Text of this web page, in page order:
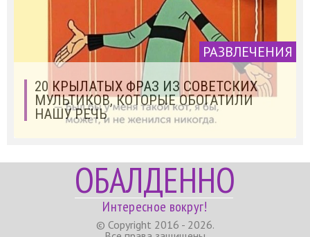
РАЗВЛЕЧЕНИЯ
20 КРЫЛАТЫХ ФРАЗ ИЗ СОВЕТСКИХ
МУЛЬТИКОВ, КОТОРЫЕ ОБОГАТИЛИ
НАШУ РЕЧЬ
ОБАЛДЕННО
Интересное вокруг!
© Copyright 2016 - 2026.